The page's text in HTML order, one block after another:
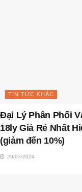
TIN TỨC KHÁC
Đại Lý Phân Phối
18ly Giá Rẻ Nhất
(giảm đến 10%)
29/03/2024